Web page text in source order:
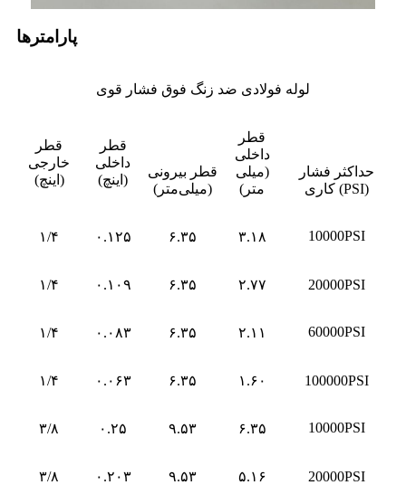
پارامترها
لوله فولادی ضد زنگ فوق فشار قوی
قطر
خارجی
(اینچ)
قطر
داخلی
(اینچ)
قطر بیرونی
(میلی‌متر)
قطر
داخلی
(میلی
متر)
حداکثر فشار
کاری (PSI)
۱/۴ ۰.۱۲۵ ۶.۳۵ ۳.۱۸ 10000PSI
۱/۴ ۰.۱۰۹ ۶.۳۵ ۲.۷۷ 20000PSI
۱/۴ ۰.۰۸۳ ۶.۳۵ ۲.۱۱ 60000PSI
۱/۴ ۰.۰۶۳ ۶.۳۵ ۱.۶۰ 100000PSI
۳/۸ ۰.۲۵ ۹.۵۳ ۶.۳۵ 10000PSI
۳/۸ ۰.۲۰۳ ۹.۵۳ ۵.۱۶ 20000PSI